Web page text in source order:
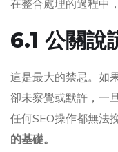
在整合處理的過程中
6.1 公關說
這是最大的禁忌。如
卻未察覺或默許，一
任何SEO操作都無法挽
的基礎。